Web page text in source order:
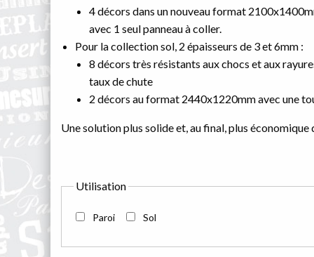
4 décors dans un nouveau format
avec 1 seulpanneauà coller.
Pour la collection sol, 2 épaisseurs de 3 et 6mm :
8 décors très résistants aux chocs et aux
taux de chute
2 décors au format 2440x1220mm avec une
Une solution plus solide et, au final, plus
Utilisation
Paroi Sol